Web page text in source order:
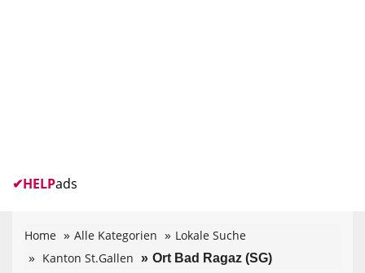
✔HELPads
Home Alle Kategorien
Lokale Suche
Kanton St.Gallen
Ort Bad Ragaz (SG)